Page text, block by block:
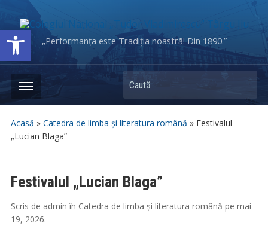
Deschide bara de unelte„Performanța este Tradiția noastră! Din 1890.”
Caută
Acasă » Catedra de limba și literatura română » Festivalul
„Lucian Blaga”
Festivalul „Lucian Blaga”
Scris de admin în Catedra de limba și literatura română pe mai
19, 2026.